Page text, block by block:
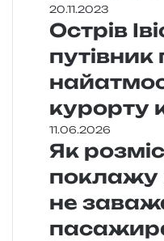
20.11.2023
Острів
путівник
курорту
11.06.2026
Як
поклажу
не